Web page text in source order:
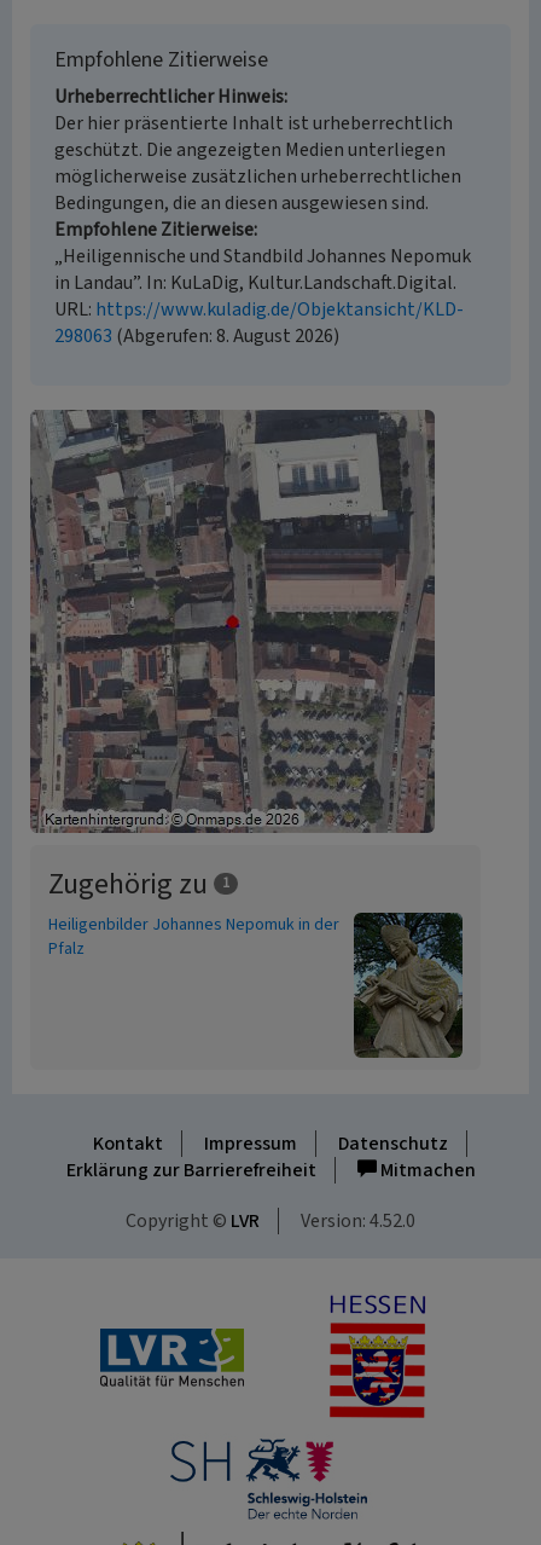
Empfohlene Zitierweise
Urheberrechtlicher Hinweis
Der hier präsentierte Inhalt ist urheberrechtlich
geschützt. Die angezeigten Medien unterliegen
möglicherweise zusätzlichen urheberrechtlichen
Bedingungen, die an diesen ausgewiesen sind.
Empfohlene Zitierweise
„Heiligennische und Standbild Johannes Nepomuk
in Landau”. In: KuLaDig, Kultur.Landschaft.Digital.
URL: https://www.kuladig.de/Objektansicht/KLD-
298063 (Abgerufen: 8. August 2026)
Zugehörig zu 1
Heiligenbilder Johannes Nepomuk in der
Pfalz
Kontakt Impressum
Datenschutz
Erklärung zur Barrierefreiheit
Mitmachen
Copyright © LVR Version: 4.52.0